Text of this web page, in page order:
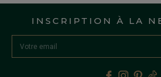
INSCRIPTION À LA